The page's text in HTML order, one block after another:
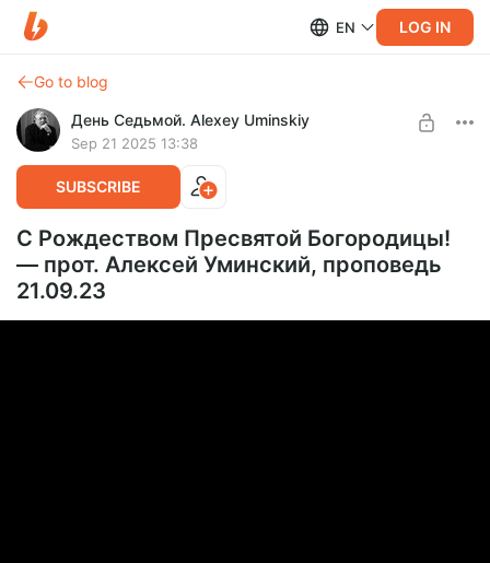
EN LOG IN
Go to blog
День Седьмой. Alexey Uminskiy
Sep 21 2025 13:38
SUBSCRIBE
С Рождеством Пресвятой Богородицы!
— прот. Алексей Уминский, проповедь
21.09.23